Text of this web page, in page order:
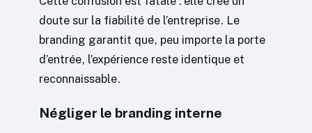
doute sur la fiabilité de l’entreprise. Le
branding garantit que, peu importe la porte
d’entrée, l’expérience reste identique et
reconnaissable.
Négliger le branding interne